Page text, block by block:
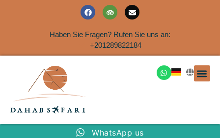
Haben Sie Fragen? Rufen Sie uns an:
+201289822184
WhatsApp us